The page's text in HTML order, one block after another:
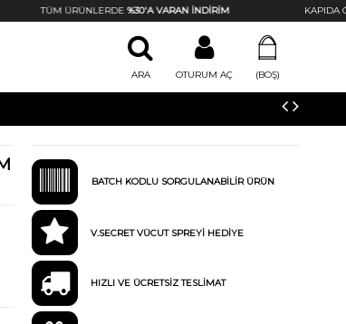
TÜM ÜRÜNLERDE%30'A VARAN İNDİRİM KAPIDA
(BOŞ)
OTURUM AÇ
ARA
BATCH KODLU SORGULANABİLİR ÜRÜN
V.SECRET VÜCUT SPREYİ HEDİYE
HIZLI VE ÜCRETSİZ TESLİMAT